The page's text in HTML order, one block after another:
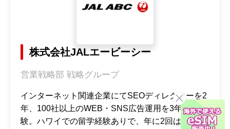
株式会社JALエービーシー
営業戦略部 戦略グループ
インターネット関連企業にてSEOディレクターを2
年、100社以上のWEB・SNS広告運用を3年ほど経
験。ハワイでの留学経験ありで、年に2回はハワイ